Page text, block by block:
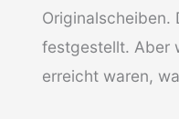
Originalscheiben.
festgestellt. Aber
erreicht waren,